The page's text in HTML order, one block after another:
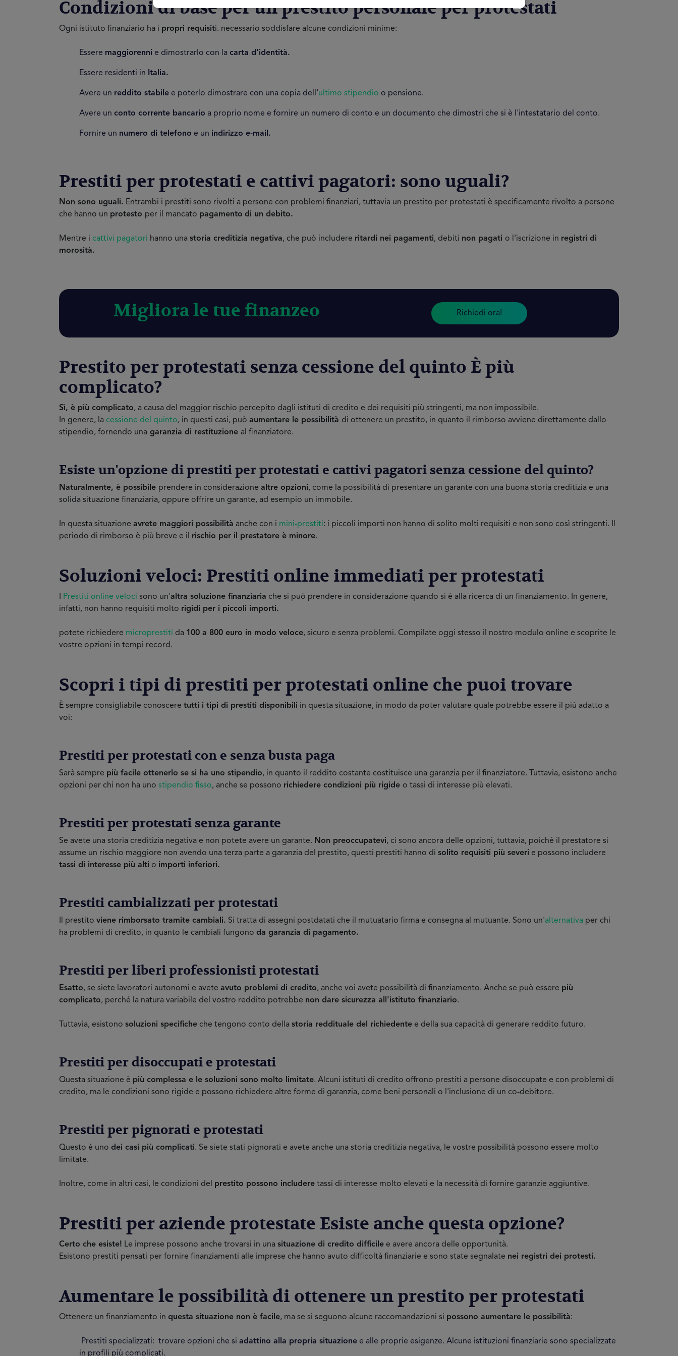
Condizioni di base per un prestito personale per protestati
Ogni istituto finanziario ha i propri requisiti. necessario soddisfare alcune condizioni minime:
Essere maggiorenni e dimostrarlo con la carta d'identità.
Essere residenti in Italia.
Avere un reddito stabile e poterlo dimostrare con una copia dell'ultimo stipendio o pensione.
Avere un conto corrente bancario a proprio nome e fornire un numero di conto e un documento che dimostri che si è l'intestatario del conto.
Fornire un numero di telefono e un indirizzo e-mail.
Prestiti per protestati e cattivi pagatori: sono uguali?
Non sono uguali. Entrambi i prestiti sono rivolti a persone con problemi finanziari, tuttavia un prestito per protestati è specificamente rivolto a persone
che hanno un protesto per il mancato pagamento di un debito.
Mentre i cattivi pagatori hanno una storia creditizia negativa, che può includere ritardi nei pagamenti, debiti non pagati o l'iscrizione in registri di
morosità.
Migliora le tue finanzeo Richiedi ora!
Prestito per protestati senza cessione del quinto È più
complicato?
Sì, è più complicato, a causa del maggior rischio percepito dagli istituti di credito e dei requisiti più stringenti, ma non impossibile.
In genere, la cessione del quinto, in questi casi, può aumentare le possibilità di ottenere un prestito, in quanto il rimborso avviene direttamente dallo
stipendio, fornendo una garanzia di restituzione al finanziatore.
Esiste un'opzione di prestiti per protestati e cattivi pagatori senza cessione del quinto?
Naturalmente, è possibile prendere in considerazione altre opzioni, come la possibilità di presentare un garante con una buona storia creditizia e una
solida situazione finanziaria, oppure offrire un garante, ad esempio un immobile.
In questa situazione avrete maggiori possibilità anche con i mini-prestiti: i piccoli importi non hanno di solito molti requisiti e non sono così stringenti. Il
periodo di rimborso è più breve e il rischio per il prestatore è minore.
Soluzioni veloci: Prestiti online immediati per protestati
Prestiti online veloci sono un'altra soluzione finanziaria che si può prendere in considerazione quando si è alla ricerca di un finanziamento. In genere,
infatti, non hanno requisiti molto rigidi per i piccoli importi.
potete richiedere microprestiti da 100 a 800 euro in modo veloce, sicuro e senza problemi. Compilate oggi stesso il nostro modulo online e scoprite le
vostre opzioni in tempi record.
Scopri i tipi di prestiti per protestati online che puoi trovare
È sempre consigliabile conoscere tutti i tipi di prestiti disponibili in questa situazione, in modo da poter valutare quale potrebbe essere il più adatto a
voi:
Prestiti per protestati con e senza busta paga
Sarà sempre più facile ottenerlo se si ha uno stipendio, in quanto il reddito costante costituisce una garanzia per il finanziatore. Tuttavia, esistono anche
opzioni per chi non ha uno stipendio fisso, anche se possono richiedere condizioni più rigide o tassi di interesse più elevati.
Prestiti per protestati senza garante
Se avete una storia creditizia negativa e non potete avere un garante. Non preoccupatevi, ci sono ancora delle opzioni, tuttavia, poiché il prestatore si
assume un rischio maggiore non avendo una terza parte a garanzia del prestito, questi prestiti hanno di solito requisiti più severi e possono includere
tassi di interesse più alti o importi inferiori.
Prestiti cambializzati per protestati
Il prestito viene rimborsato tramite cambiali. Si tratta di assegni postdatati che il mutuatario firma e consegna al mutuante. Sono un'alternativa per chi
ha problemi di credito, in quanto le cambiali fungono da garanzia di pagamento.
Prestiti per liberi professionisti protestati
Esatto, se siete lavoratori autonomi e avete avuto problemi di credito, anche voi avete possibilità di finanziamento. Anche se può essere più
complicato, perché la natura variabile del vostro reddito potrebbe non dare sicurezza all'istituto finanziario.
Tuttavia, esistono soluzioni specifiche che tengono conto della storia reddituale del richiedente e della sua capacità di generare reddito futuro.
Prestiti per disoccupati e protestati
Questa situazione è più complessa e le soluzioni sono molto limitate. Alcuni istituti di credito offrono prestiti a persone disoccupate e con problemi di
credito, ma le condizioni sono rigide e possono richiedere altre forme di garanzia, come beni personali o l'inclusione di un co-debitore.
Prestiti per pignorati e protestati
Questo è uno dei casi più complicati. Se siete stati pignorati e avete anche una storia creditizia negativa, le vostre possibilità possono essere molto
limitate.
Inoltre, come in altri casi, le condizioni del prestito possono includere tassi di interesse molto elevati e la necessità di fornire garanzie aggiuntive.
Prestiti per aziende protestate Esiste anche questa opzione?
Certo che esiste! Le imprese possono anche trovarsi in una situazione di credito difficile e avere ancora delle opportunità.
Esistono prestiti pensati per fornire finanziamenti alle imprese che hanno avuto difficoltà finanziarie e sono state segnalate nei registri dei protesti.
Aumentare le possibilità di ottenere un prestito per protestati
Ottenere un finanziamento in questa situazione non è facile, ma se si seguono alcune raccomandazioni si possono aumentare le possibilità:
Prestiti specializzati: trovare opzioni che si adattino alla propria situazione e alle proprie esigenze. Alcune istituzioni finanziarie sono specializzate
in profili più complicati.